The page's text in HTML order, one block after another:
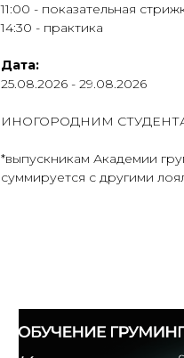
11:00 - показательная
14:30 - практика
Дата:
25.08.2026 - 29.08.2026
ИНОГОРОДНИМ
*выпускникам Академии
суммируется с другими